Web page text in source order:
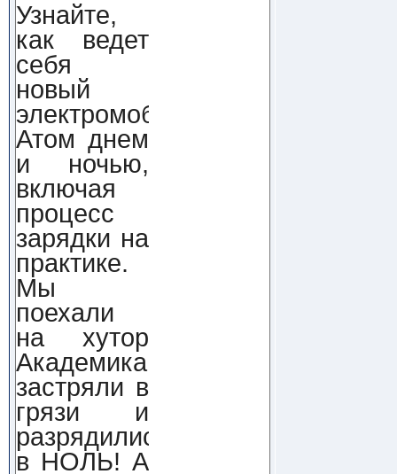
Узнайте,
как ведет
себя
новый
электромобиль
Атом днем
и ночью,
включая
процесс
зарядки на
практике.
Мы
поехали
на хутор
Академика,
застряли в
грязи и
разрядились
в НОЛЬ! А